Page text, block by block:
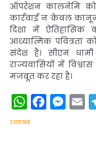
ऑपरेशन कालनेमि
कार्रवाई न केवल
दिशा में ऐतिहासिक
आध्यात्मिक पवित्रता
संदेश है। सीएम
राज्यवासियों में
मजबूत कर रहा है।
उत्तराखंड